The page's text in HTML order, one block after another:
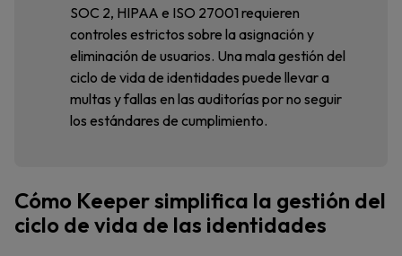
SOC 2, HIPAA e ISO 27001 requieren
controles estrictos sobre la asignación y
eliminación de usuarios. Una mala gestión del
ciclo de vida de identidades puede llevar a
multas y fallas en las auditorías por no seguir
los estándares de cumplimiento.
Cómo Keeper simplifica la gestión del
ciclo de vida de las identidades